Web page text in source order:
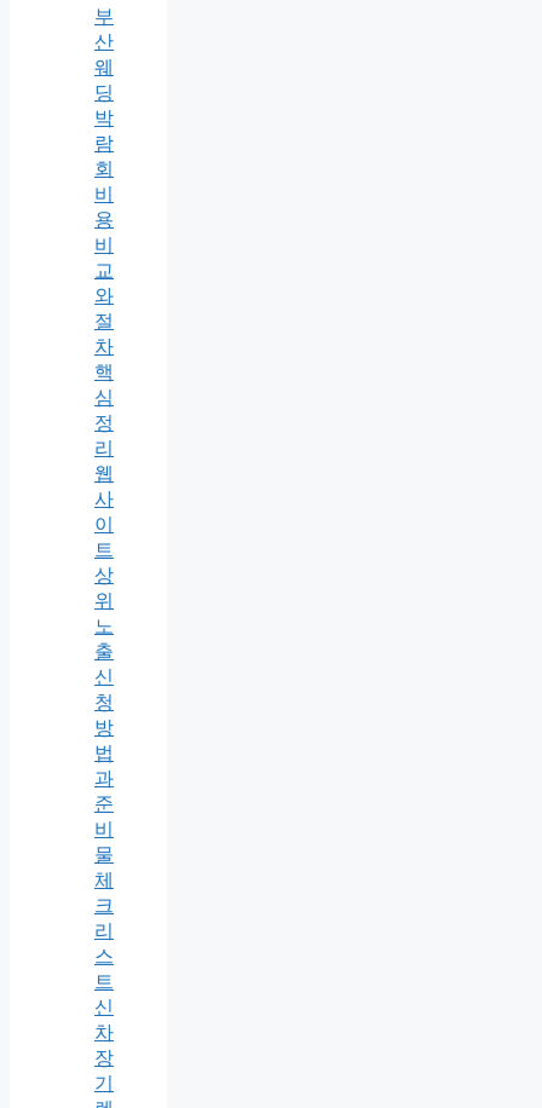
부
산
웨
딩
박
람
회
비
용
비
교
와
절
차
핵
심
정
리
웹
사
이
트
상
위
노
출
신
청
방
법
과
준
비
물
체
크
리
스
트
신
차
장
기